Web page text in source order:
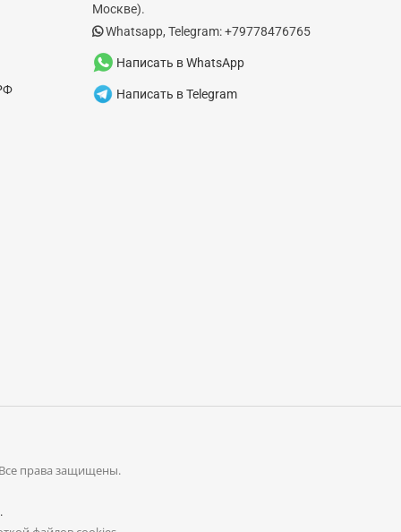
Москве).
Whatsapp, Telegram: +79778476765
Написать в WhatsApp
Написать в Telegram
права защищены.